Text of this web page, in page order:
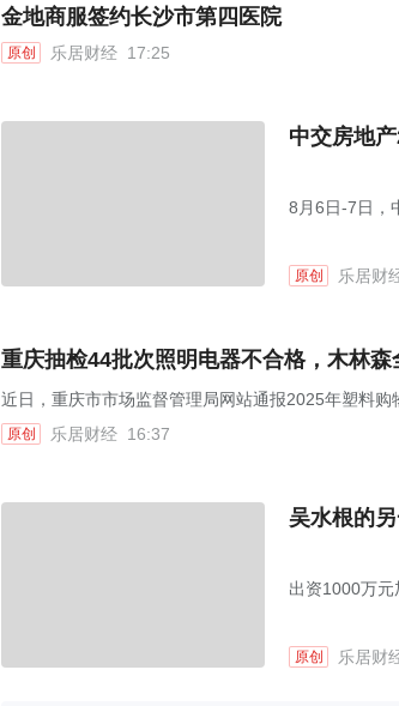
金地商服签约长沙市第四医院
原创 乐居财经 17:25
中交房地
8月6日-7日，
原创 乐居财
重庆抽检44批次照明电器不合格，木林森
近日，重庆市市场监督管理局网站通报2025年塑料购
原创 乐居财经 16:37
吴水根的
出资1000万元
原创 乐居财